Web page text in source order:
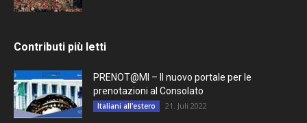
Contributi più letti
PRENOT@MI – Il nuovo portale per le
prenotazioni al Consolato
Italiani all'estero 21. Juli 2022